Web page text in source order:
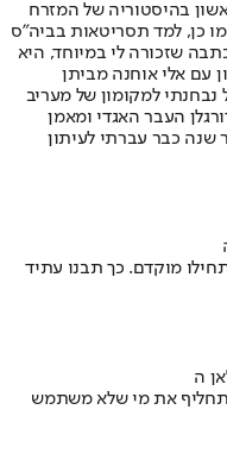
בהיסטוריה של המזרח
כן, למד תסריטאות בביה"ס
שזכורה לי במיוחד, היא
עם אלי אוחנה מביתן
נבחנתי למקומון של מעריב
העבר האגדי ומאמן
שנה כבר עברתי לעיתון
מוקדם. כך תבנו עתיד
תחליף את מי שלא משתמש